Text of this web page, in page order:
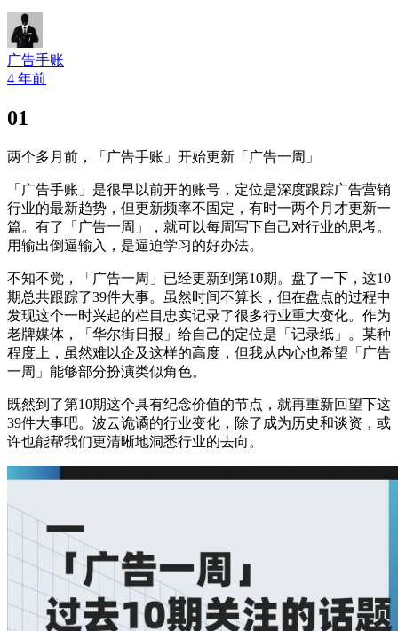
广告手账
4 年前
01
两个多月前，「广告手账」开始更新「广告一周」
「广告手账」是很早以前开的账号，定位是深度跟踪广告营销
行业的最新趋势，但更新频率不固定，有时一两个月才更新一
篇。有了「广告一周」，就可以每周写下自己对行业的思考。
用输出倒逼输入，是逼迫学习的好办法。
不知不觉，「广告一周」已经更新到第10期。盘了一下，这10
期总共跟踪了39件大事。虽然时间不算长，但在盘点的过程中
发现这个一时兴起的栏目忠实记录了很多行业重大变化。作为
老牌媒体，「华尔街日报」给自己的定位是「记录纸」。某种
程度上，虽然难以企及这样的高度，但我从内心也希望「广告
一周」能够部分扮演类似角色。
既然到了第10期这个具有纪念价值的节点，就再重新回望下这
39件大事吧。波云诡谲的行业变化，除了成为历史和谈资，或
许也能帮我们更清晰地洞悉行业的去向。